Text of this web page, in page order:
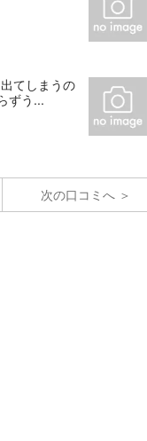
てしまうの
ずう...
次の口コミへ